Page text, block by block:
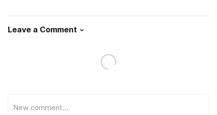
Leave a Comment